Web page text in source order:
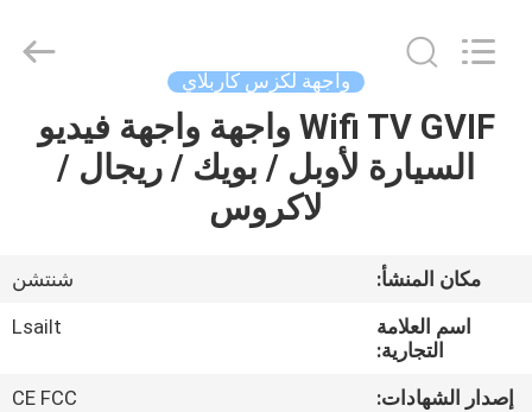
منزل،
أشرطة
Electron
Co.,Ltd.
Reserved.
واجهة لكزس كاربلاي
Wifi TV GVIF واجهة واجهة فيديو
السيارة لأوبل / بويك / ريجال /
لاكروس
مكان المنشأ:
شنتشن
اسم العلامة
التجارية:
Lsailt
إصدار الشهادات:
CE FCC